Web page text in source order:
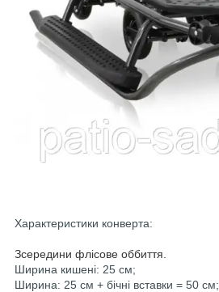
Характеристики конверта:
Зсередини флісове оббиття.
Ширина кишені: 25 см;
Ширина: 25 см + бічні вставки = 50 см;